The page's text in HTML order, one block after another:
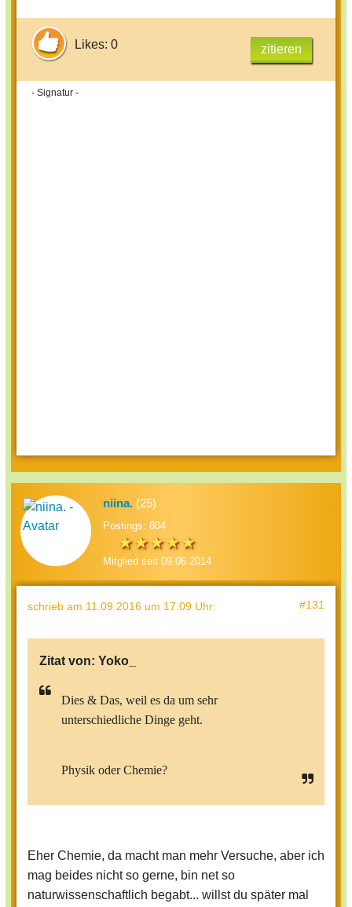
Likes: 0 zitieren
- Signatur -
niina. (25)
Postings: 804
Mitglied seit 09.06.2014
schrieb am 11.09.2016 um 17:09 Uhr: #131
Zitat von: Yoko_
Dies & Das, weil es da um sehr
unterschiedliche Dinge geht.
Physik oder Chemie?
Eher Chemie, da macht man mehr Versuche, aber ich
mag beides nicht so gerne, bin net so
naturwissenschaftlich begabt... willst du später mal